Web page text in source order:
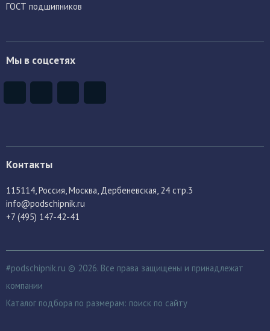
ГОСТ подшипников
Мы в соцсетях
Контакты
115114 , Россия, Москва, Дербеневская, 24 стр.3
info@podschipnik.ru
+7 (495) 147-42-41
#podschipnik.ru © 2026. Все права защищены и принадлежат
компании
Каталог подбора по размерам: поиск по сайту